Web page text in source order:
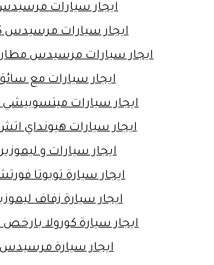
ايجار سيارات
ايجار سيارات مرسيدس E/S
ايجار سيارات مرسيدس مطار
ايجار سيارات مع
ايجار سيارات ميتسوبيشي 2022
ايجار سيارات هيونداي
ايجار سيارات و
ايجار سيارة تويوتا
ايجار سيارة زفاف
ايجار سيارة كورولا
ايجار سيارة مرسيدس